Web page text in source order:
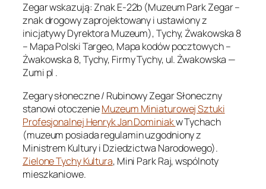
Zegar wskazują: Znak E-22b (Muzeum Park Zegar –
znak drogowy zaprojektowany i ustawiony z
inicjatywy Dyrektora Muzeum), Tychy, Żwakowska 8
– Mapa Polski Targeo, Mapa kodów pocztowych –
Żwakowska 8, Tychy, Firmy Tychy, ul. Żwakowska —
Zumi pl .
Zegary słoneczne / Rubinowy Zegar Słoneczny
stanowi otoczenieMuzeum Miniaturowej Sztuki
Profesjonalnej Henryk Jan Dominiakw Tychach
(muzeum posiada regulamin uzgodniony z
Ministrem Kultury i Dziedzictwa Narodowego).
Zielone Tychy Kultura, Mini Park Raj, wspólnoty
mieszkaniowe.